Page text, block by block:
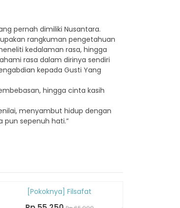
pernah dimiliki Nusantara.
rangkuman pengetahuan
kedalaman rasa, hingga
rasa dalam dirinya sendiri
kepada Gusti Yang
hingga cinta kasih
menyambut hidup dengan
pun sepenuh hati.”
[Pokoknya] Filsafat